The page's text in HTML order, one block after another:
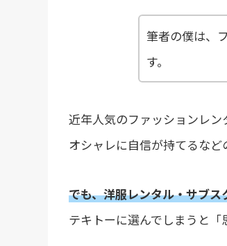
筆者の僕は、
す。
近年人気のファッションレ
オシャレに自信が持てるなど
でも、洋服レンタル・サブス
テキトーに選んでしまうと